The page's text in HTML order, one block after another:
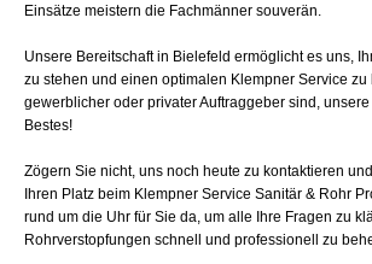
Einsätze meistern die Fachmänner souverän.
Unsere Bereitschaft in Bielefeld ermöglicht es uns,
zu stehen und einen optimalen Klempner Service zu
gewerblicher oder privater Auftraggeber sind,
Bestes!
Zögern Sie nicht, uns noch heute zu kontaktieren
Ihren Platz beim Klempner Service Sanitär & Rohr
rund um die Uhr für Sie da, um alle Ihre Fragen zu
Rohrverstopfungen schnell und professionell zu